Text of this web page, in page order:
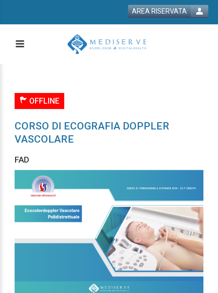
AREA RISERVATA
OFFLINE
CORSO DI ECOGRAFIA DOPPLER
VASCOLARE
FAD